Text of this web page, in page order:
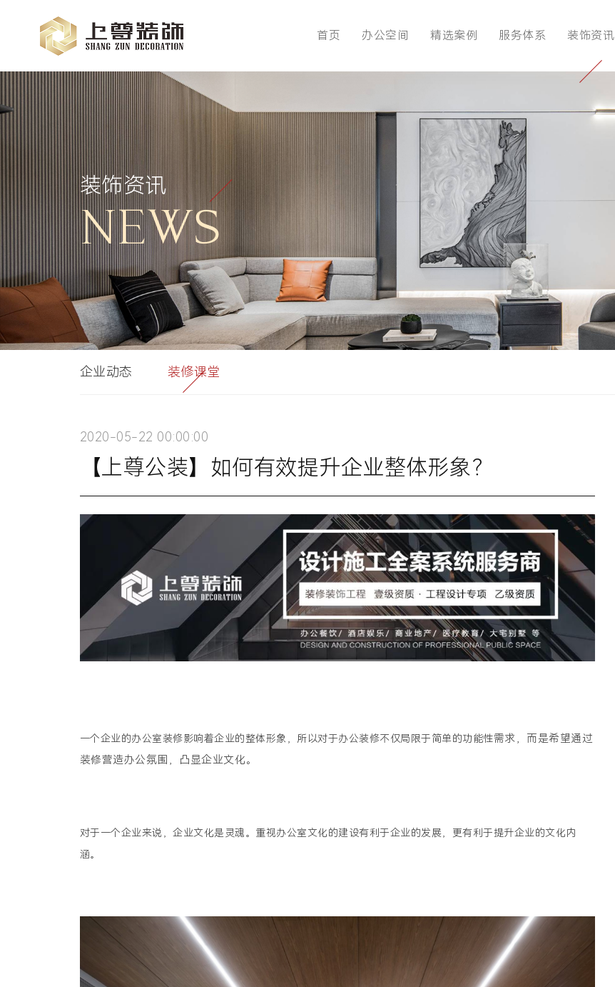
首页 办公空间 精选案例 服务体系 装饰资讯
装饰资讯
NEWS
企业动态 装修课堂
2020-05-22 00:00:00
【上尊公装】如何有效提升企业整体形象？
一个企业的办公室装修影响着企业的整体形象，所以对于办公装修不仅局限于简单的功能性需求，而是希望通过
装修营造办公氛围，凸显企业文化。
对于一个企业来说，企业文化是灵魂。重视办公室文化的建设有利于企业的发展，更有利于提升企业的文化内
涵。